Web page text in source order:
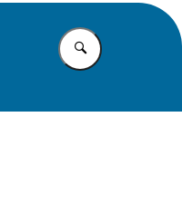
Vul in wat u